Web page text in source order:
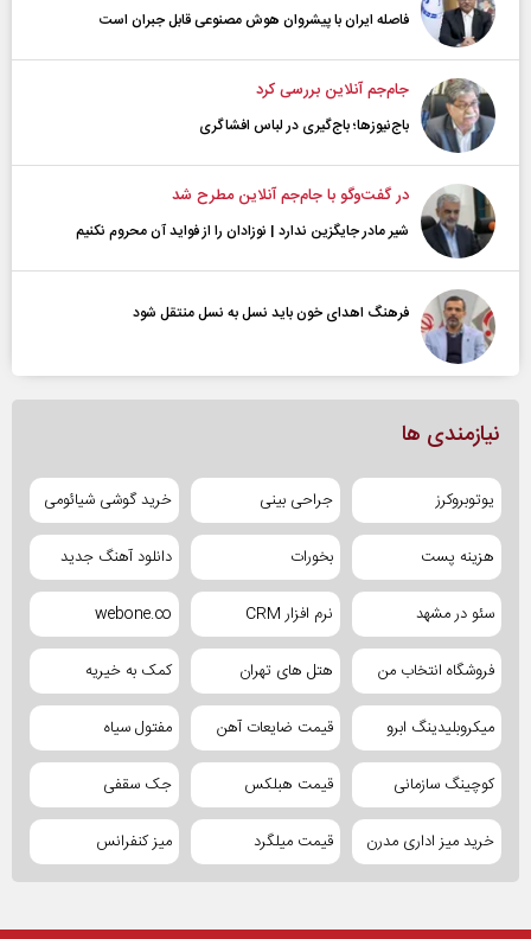
فاصله ایران با پیشرو‌ان هوش مصنوعی قابل جبران است
جام‌جم آنلاین بررسی کرد
باج‌نیوزها؛ باج‌گیری در لباس افشاگری
در گفت‌و‌گو با جام‌جم آنلاین مطرح شد
شیر مادر جایگزین ندارد | نوزادان را از فواید آن محروم نکنیم
فرهنگ اهدای خون باید نسل به نسل منتقل شود
نیازمندی ها
یوتوبروکرز جراحی بینی خرید گوشی شیائومی
هزینه پست بخورات دانلود آهنگ جدید
سئو در مشهد نرم افزار CRM webone.co
فروشگاه انتخاب من هتل های تهران کمک به خیریه
میکروبلیدینگ ابرو قیمت ضایعات آهن مفتول سیاه
کوچینگ سازمانی قیمت هبلکس جک سقفی
خرید میز اداری مدرن قیمت میلگرد میز کنفرانس